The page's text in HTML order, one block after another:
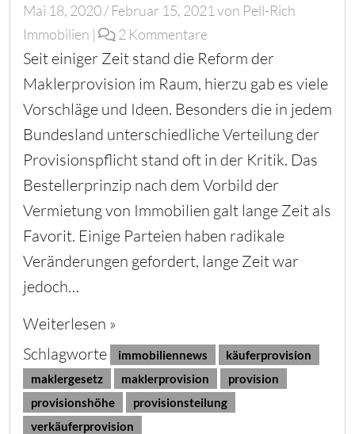
Mai 18, 2020/ Februar 15, 2021 von Pell-Rich
Immobilien | 2 Kommentare
N
e
u
e
s
G
e
s
e
t
z
u
l
e
r
p
r
Seit einiger Zeit stand die Reform der
Maklerprovision im Raum, hierzu gab es viele
Vorschläge und Ideen. Besonders die in jedem
Bundesland unterschiedliche Verteilung der
Provisionspflicht stand oft in der Kritik. Das
Bestellerprinzip nach dem Vorbild der
Vermietung von Immobilien galt lange Zeit als
Favorit. Einige Parteien haben radikale
Veränderungen gefordert, lange Zeit war
jedoch…
Weiterlesen »
Schlagworte
immobiliennews
käuferprovision
maklergesetz
maklerprovision
provision
provisionshöhe
provisionsteilung
verkäuferprovision